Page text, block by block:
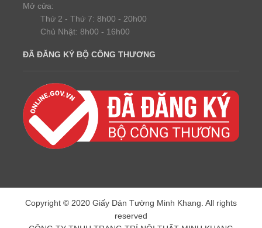
Mở cửa:
Thứ 2 - Thứ 7: 8h00 - 20h00
Chủ Nhật: 8h00 - 16h00
ĐÃ ĐĂNG KÝ BỘ CÔNG THƯƠNG
Copyright © 2020 Giấy Dán Tường Minh Khang. All rights
reserved